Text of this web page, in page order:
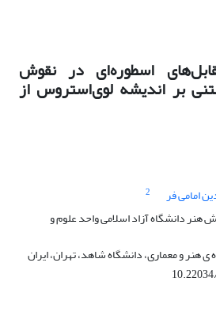
اسطوره‌ای در نقوش
بر اندیشه لوی‌استروس از
امامی فر
2
دانشگاه آزاد اسلامی واحد علوم و
هنر و معماری، دانشگاه شاهد، تهران، ایران